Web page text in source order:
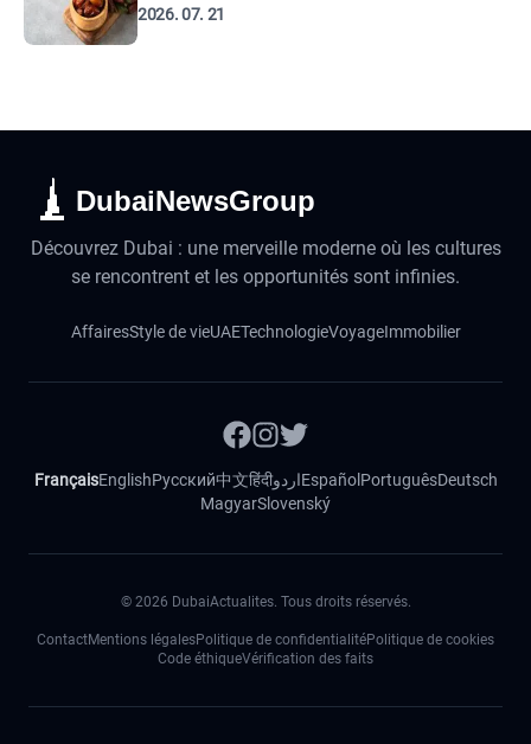
2026. 07. 21
DubaiNewsGroup
Découvrez Dubai : une merveille moderne où les cultures
se rencontrent et les opportunités sont infinies.
AffairesStyle de vieUAETechnologieVoyageImmobilier
FrançaisEnglishРусский中文हिंदीاردوEspañol PortuguêsDeutsch
MagyarSlovenský
© 2026 DubaiActualites. Tous droits réservés.
ContactMentions légalesPolitique de confidentialitéPolitique de cookies
Code éthiqueVérification des faits